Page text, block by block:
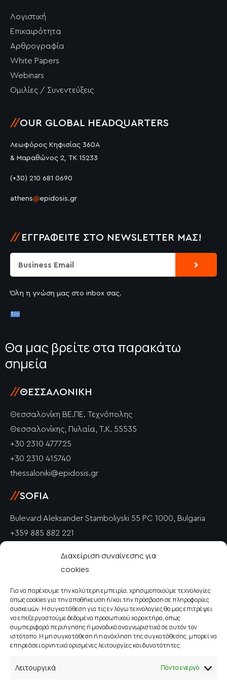
Διαχείριση συναίνεσης για
cookies
Για να παρέχουμε την καλύτερη εμπειρία, χρησιμοποιούμε τεχνολογίες
όπως cookies για την αποθήκευση ή/και την πρόσβαση σε πληροφορίες
συσκευών. Η συγκατάθεση για τις εν λόγω τεχνολογίες θα μας επιτρέψει
να επεξεργαστούμε δεδομένα προσωπικού χαρακτήρα, όπως
συμπεριφορά περιήγησης ή μοναδικά αναγνωριστικά σε αυτόν τον
ιστότοπο. Η μη συγκατάθεση ή η ανάκληση της συγκατάθεσης, μπορεί να
επηρεάσει αρνητικά ορισμένες λειτουργίες και δυνατότητες.
Λειτουργικά Πάντα ενεργό
Λογιστική
Επικαιρότητα
Αρθρογραφία
White Papers
Webinars
Ομιλίες / Συνεντεύξεις
//OUR GLOBAL HEADQUARTERS
Λεωφόρος Κηφισίας 360Α
& Μαραθώνος 2, ΤΚ 15233
(+30) 210 681 0690
athens@epidosis.gr
// ΕΓΓΡΑΦΕΊΤΕ ΣΤΟ NEWSLETTER ΜΑΣ!
Submit
Όλη η γνώση μας στο inbox σας.
Θα μας βρείτε στα παρακάτω
σημεία
//ΘΕΣΣΑΛΟΝΊΚΗ
Θεσσαλονίκη ΒΕ.ΠΕ. Τεχνόπολης
Θεσσαλονίκης, Πυλαία, Τ.Κ. 55535
+30 2310 477725
+30 2310 415740
thessaloniki@epidosis.gr
//SOFIA
Bulevard Aleksander Stamboliyski 55 PC 1000, Bulgaria
+359 885 882 221
PETRICH
Polkovnik Drangov PC 2850, Bulgaria
+359 885 882 221
info@epidosis.gr
//ΛΕΥΚΩΣΊΑ